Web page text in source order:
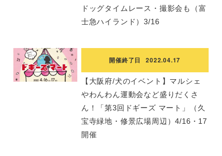
ドッグタイムレース・撮影会も（富
士急ハイランド）3/16
開催終了日 2022.04.17
【大阪府/犬のイベント】マルシェ
やわんわん運動会など盛りだくさ
ん！「第3回ドギーズ マート」（久
宝寺緑地・修景広場周辺）4/16・17
開催